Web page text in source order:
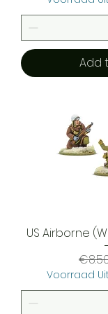
Add
US Airborne
Voorraad